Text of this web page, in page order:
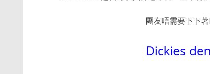
團友唔需要下下
Dickies